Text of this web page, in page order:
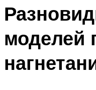
моделей